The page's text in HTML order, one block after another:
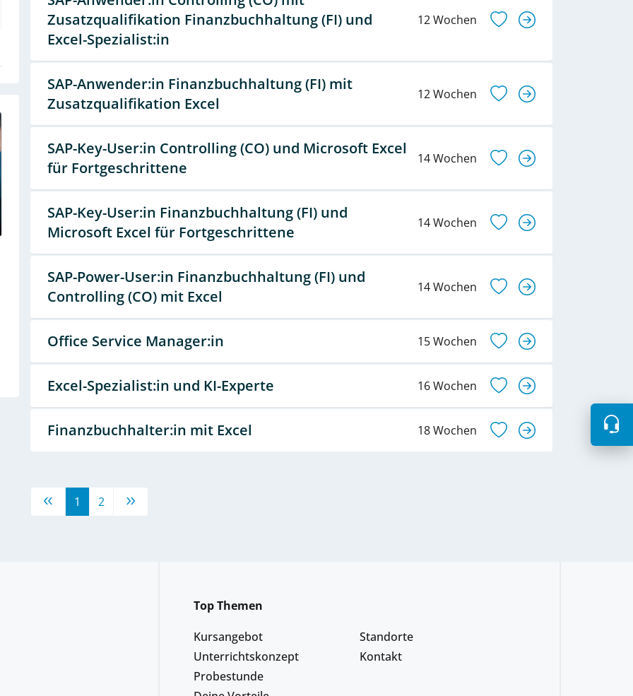
Zusatzqualifikation Finanzbuchhaltung (FI) und
Excel-Spezialist:in
12 Wochen
SAP-Anwender:in Finanzbuchhaltung (FI) mit
Zusatzqualifikation Excel
12 Wochen
SAP-Key-User:in Controlling (CO) und Microsoft Excel
für Fortgeschrittene
14 Wochen
SAP-Key-User:in Finanzbuchhaltung (FI) und
Microsoft Excel für Fortgeschrittene
14 Wochen
SAP-Power-User:in Finanzbuchhaltung (FI) und
Controlling (CO) mit Excel
14 Wochen
Office Service Manager:in 15 Wochen
Excel-Spezialist:in und KI-Experte 16 Wochen
Finanzbuchhalter:in mit Excel 18 Wochen
1 2
Top Themen
Kursangebot
Unterrichtskonzept
Probestunde
Standorte
Kontakt